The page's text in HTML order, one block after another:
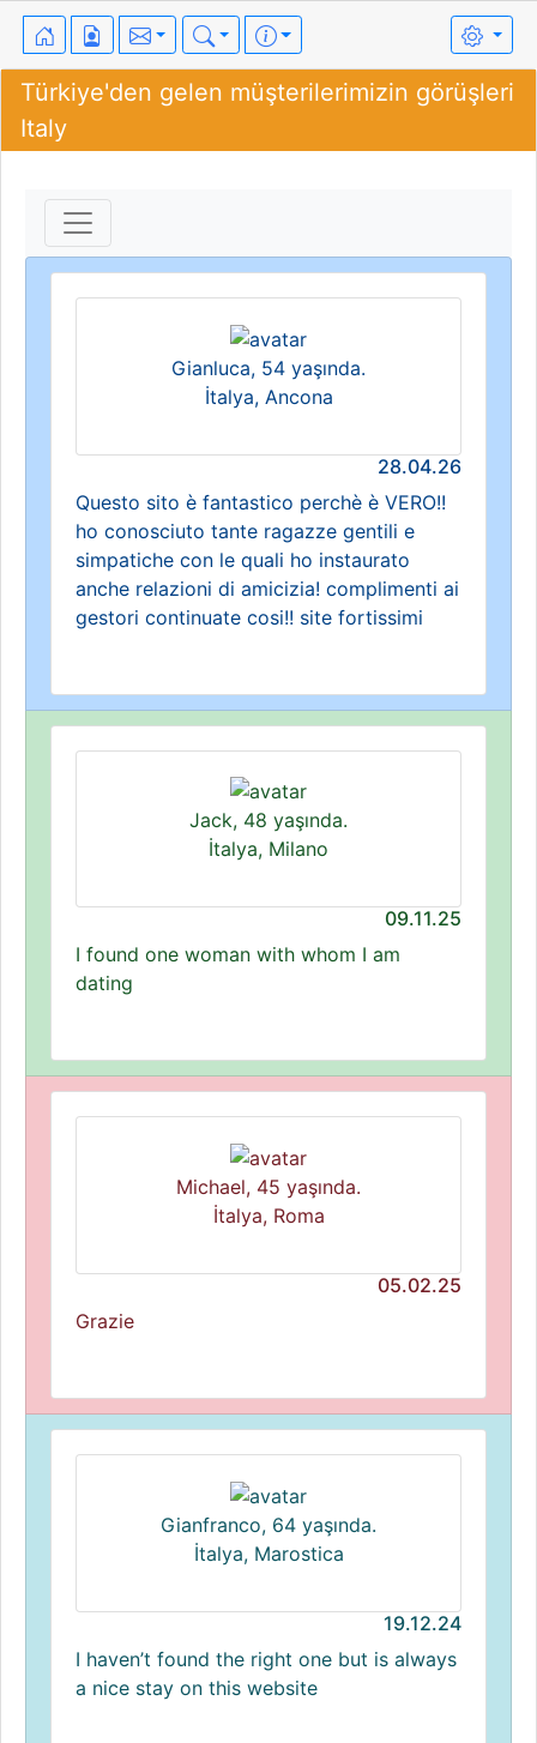
Türkiye'den gelen müşterilerimizin görüşleri
Italy
Gianluca, 54 yaşında.
İtalya, Ancona
28.04.26
Questo sito è fantastico perchè è VERO!!
ho conosciuto tante ragazze gentili e
simpatiche con le quali ho instaurato
anche relazioni di amicizia! complimenti ai
gestori continuate cosi!! site fortissimi
Jack, 48 yaşında.
İtalya, Milano
09.11.25
I found one woman with whom I am
dating
Michael, 45 yaşında.
İtalya, Roma
05.02.25
Grazie
Gianfranco, 64 yaşında.
İtalya, Marostica
19.12.24
I haven’t found the right one but is always
a nice stay on this website